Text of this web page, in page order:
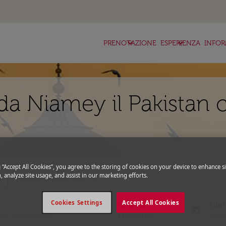
PRENOTAZIONE
keyboard_arrow_down ESPERIENZA
keyboard_arrow_down
Niamey il Pakistan
Codice promozionale expand_more
Partenza
fc-booking-departure-date-aria-
13/08/2026
fc-
“Accept All Cookies”, you agree to the storing of cookies on your device to enhance
analyze site usage, and assist in our marketing efforts.
Accept All Cookies
Cookies Settings